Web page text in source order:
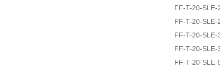
FF-T-20-SLE-
FF-T-20-SLE-
FF-T-20-SLE-
FF-T-20-SLE-
FF-T-20-SLE-